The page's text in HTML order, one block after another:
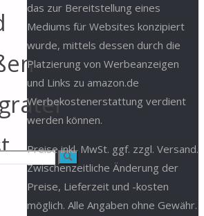
Suche
das zur Bereitstellung eines
Mediums für Websites konzipiert
wurde, mittels dessen durch die
Platzierung von Werbeanzeigen
und Links zu amazon.de
Werbekostenerstattung verdient
werden können.
Preise inkl. MwSt. ggf. zzgl. Versand.
Zwischenzeitliche Änderung der
Preise, Lieferzeit und -kosten
möglich. Alle Angaben ohne Gewähr.